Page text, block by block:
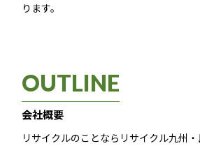
ります。
OUTLINE
会社概要
リサイクルのことならリサイクル九州